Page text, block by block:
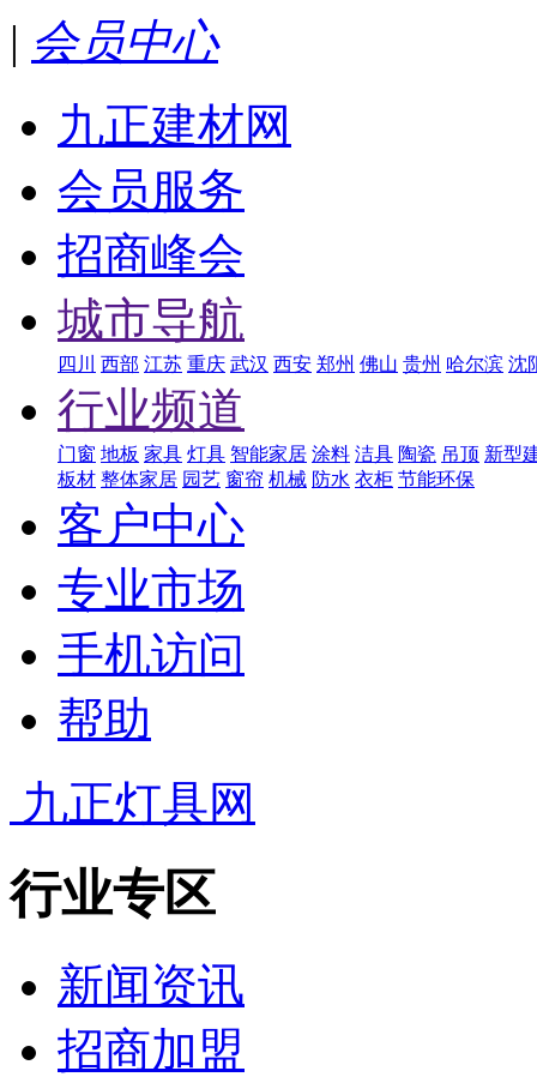
| 会员中心
九正建材网
会员服务
招商峰会
城市导航
四川 西部 江苏 重庆 武汉 西安 郑州 佛山 贵州 哈尔滨 沈
行业频道
门窗 地板 家具 灯具 智能家居 涂料 洁具 陶瓷 吊顶 新型
板材 整体家居 园艺 窗帘 机械 防水 衣柜 节能环保
客户中心
专业市场
手机访问
帮助
九正灯具网
行业专区
新闻资讯
招商加盟